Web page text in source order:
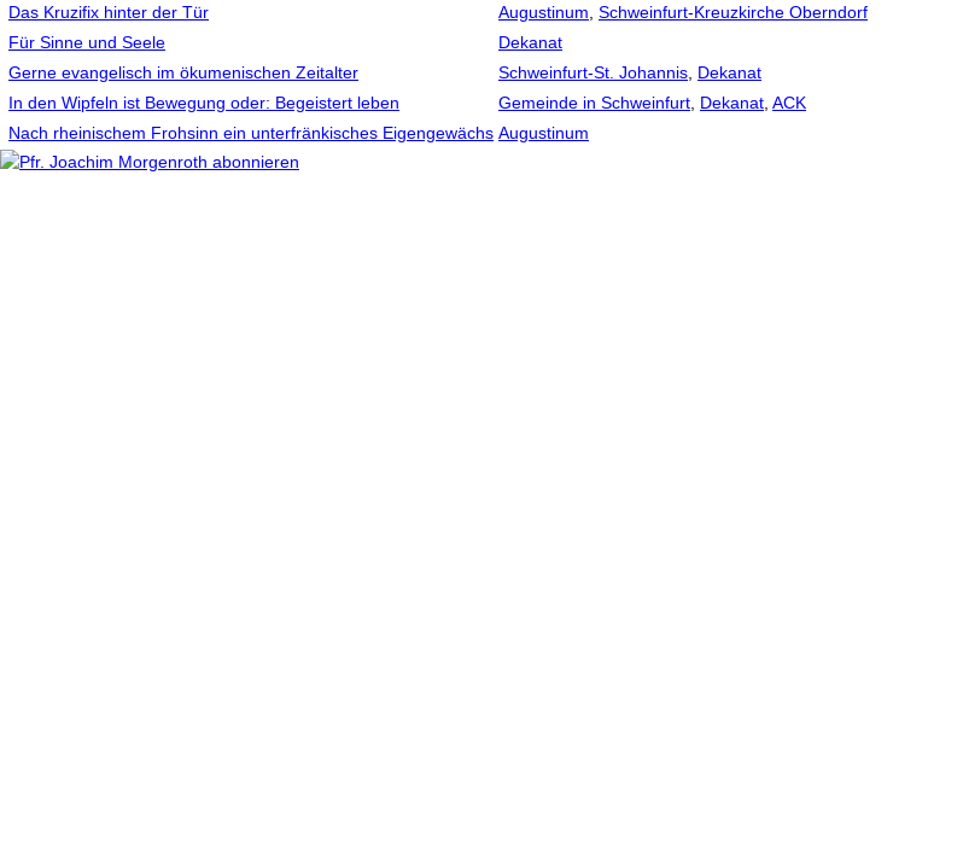
Das Kruzifix hinter der Tür
Augustinum Schweinfurt-Kreuzkirche Oberndorf
Für Sinne und Seele
Dekanat
Gerne evangelisch im ökumenischen Zeitalter
Schweinfurt-St. Johannis Dekanat
In den Wipfeln ist Bewegung oder: Begeistert leben
Gemeinde in Schweinfurt Dekanat ACK
Nach rheinischem Frohsinn ein unterfränkisches Eigengewächs Augustinum